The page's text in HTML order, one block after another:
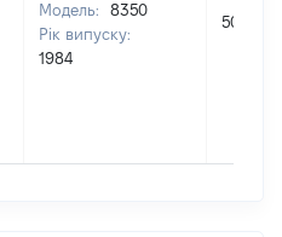
Модель:
8350
Рік випуску:
1984
5000